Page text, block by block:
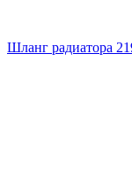
Шланг радиатора